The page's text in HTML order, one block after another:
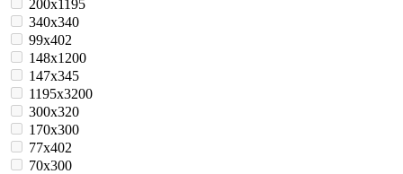
200x1195
340х340
99х402
148х1200
147х345
1195х3200
300x320
170x300
77x402
70x300